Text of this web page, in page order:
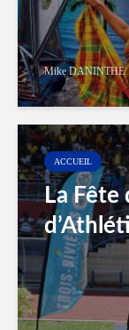
Mike DANINTHE
ACCUEIL
La Fête